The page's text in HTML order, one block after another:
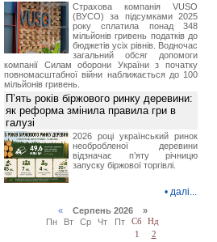
Страхова компанія VUSO
(ВУСО) за підсумками 2025
року сплатила понад 348
мільйонів гривень податків до
бюджетів усіх рівнів. Водночас
загальний обсяг допомоги
компанії Силам оборони України з початку
повномасштабної війни наближається до 100
мільйонів гривень.
П’ять років біржового ринку деревини:
як реформа змінила правила гри в
галузі
2026 році український ринок
необробленої деревини
відзначає п’яту річницю
запуску біржової торгівлі.
• далі...
«Серпень 2026 »
Пн
Вт Ср Чт Пт Сб
Нд
1
2